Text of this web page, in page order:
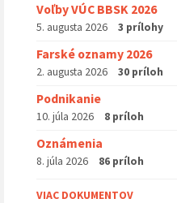
Voľby VÚC BBSK 2026
5. augusta 2026 3 prílohy
Farské oznamy 2026
2. augusta 2026 30 príloh
Podnikanie
10. júla 2026 8 príloh
Oznámenia
8. júla 2026 86 príloh
VIAC DOKUMENTOV